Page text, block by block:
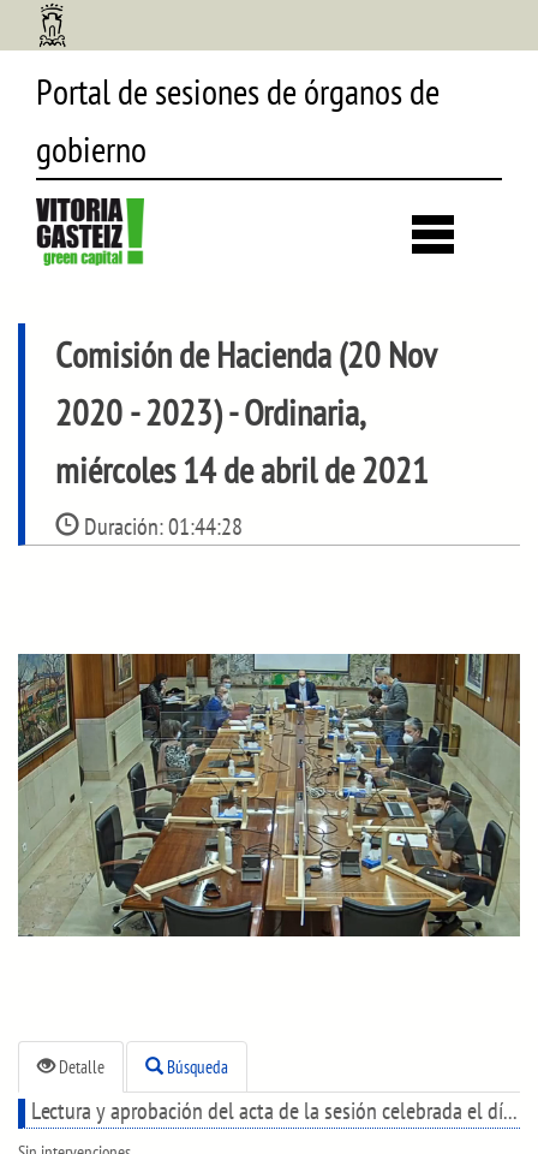
Portal de sesiones de órganos de
gobierno
Comisión de Hacienda (20 Nov
2020 - 2023)- Ordinaria,
miércoles 14 de abril de 2021
Duración:01:44:28
Detalle Búsqueda
Lectura y aprobación del acta de la sesión celebrada el día 24 de marzo de 2021.